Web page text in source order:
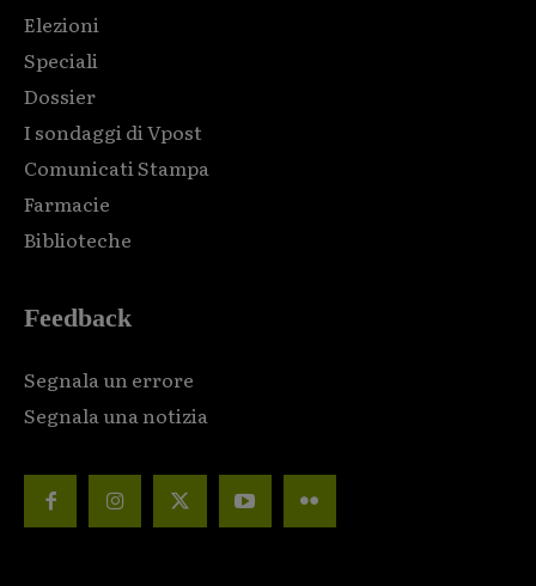
Elezioni
Speciali
Dossier
I sondaggi di Vpost
Comunicati Stampa
Farmacie
Biblioteche
Feedback
Segnala un errore
Segnala una notizia